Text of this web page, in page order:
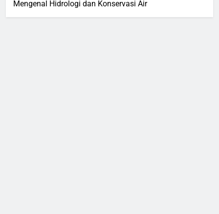
Mengenal Hidrologi dan Konservasi Air